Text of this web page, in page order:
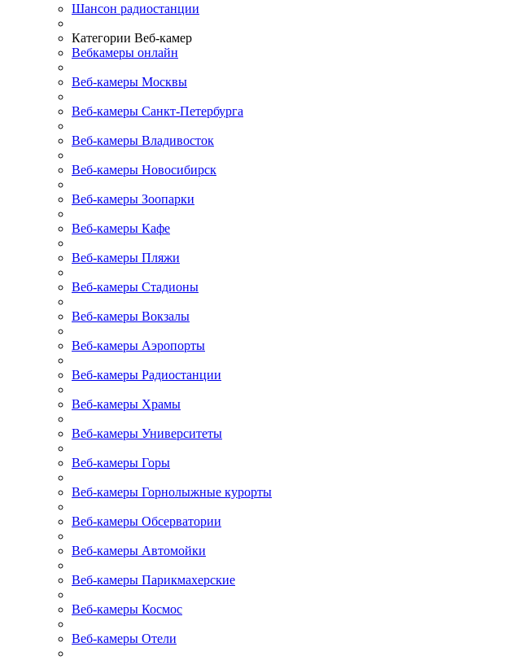
Шансон радиостанции
Категории Веб-камер
Вебкамеры онлайн
Веб-камеры Москвы
Веб-камеры Санкт-Петербурга
Веб-камеры Владивосток
Веб-камеры Новосибирск
Веб-камеры Зоопарки
Веб-камеры Кафе
Веб-камеры Пляжи
Веб-камеры Стадионы
Веб-камеры Вокзалы
Веб-камеры Аэропорты
Веб-камеры Радиостанции
Веб-камеры Храмы
Веб-камеры Университеты
Веб-камеры Горы
Веб-камеры Горнолыжные курорты
Веб-камеры Обсерватории
Веб-камеры Автомойки
Веб-камеры Парикмахерские
Веб-камеры Космос
Веб-камеры Отели